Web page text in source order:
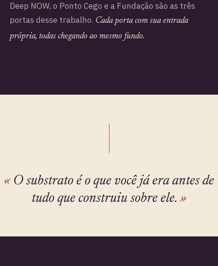
Deep NOW, o Ponto Cego e a Fundação são as três
portas desse trabalho. Cada porta com sua entrada
própria, todas chegando ao mesmo fundo.
«O substrato é o que você já era antes de
tudo que construiu sobre ele. »